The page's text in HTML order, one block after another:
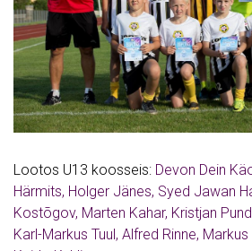
Lootos U13 koosseis: Devon Dein
Härmits, Holger Jänes, Syed Jawan
Kostõgov, Marten Kahar, Kristjan
Karl-Markus Tuul, Alfred Rinne,